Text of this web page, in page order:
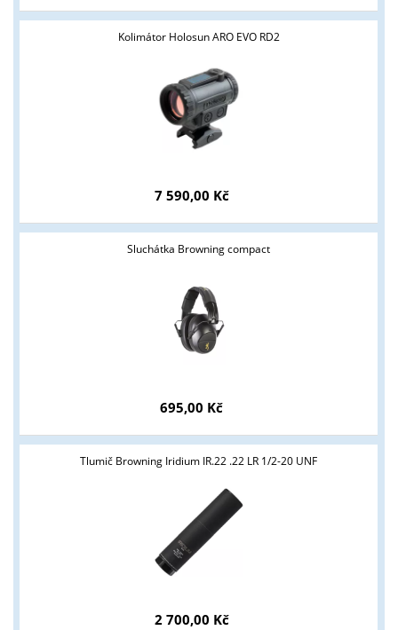
Kolimátor Holosun ARO EVO RD2
7 590,00 Kč
Sluchátka Browning compact
695,00 Kč
Tlumič Browning Iridium IR.22 .22 LR 1/2-20 UNF
2 700,00 Kč
Tyto stránky jsou určeny pouze odborné veřejnosti od 18 let a
podmínky?